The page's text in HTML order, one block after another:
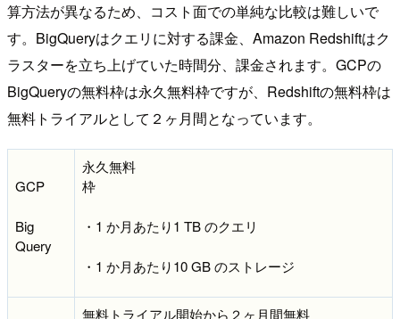
算方法が異なるため、コスト面での単純な比較は難しいで
す。BigQueryはクエリに対する課金、Amazon Redshiftはク
ラスターを立ち上げていた時間分、課金されます。GCPの
BigQueryの無料枠は永久無料枠ですが、Redshiftの無料枠は
無料トライアルとして２ヶ月間となっています。
GCP
Big
Query
永久無料
枠
・1 か月あたり1 TB のクエリ
・1 か月あたり10 GB のストレージ
無料トライアル開始から２ヶ月間無料